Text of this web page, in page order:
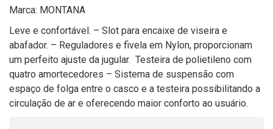
Marca: MONTANA
Leve e confortável. – Slot para encaixe de viseira e
abafador. – Reguladores e fivela em Nylon, proporcionam
um perfeito ajuste da jugular. Testeira de polietileno com
quatro amortecedores – Sistema de suspensão com
espaço de folga entre o casco e a testeira possibilitando a
circulação de ar e oferecendo maior conforto ao usuário.